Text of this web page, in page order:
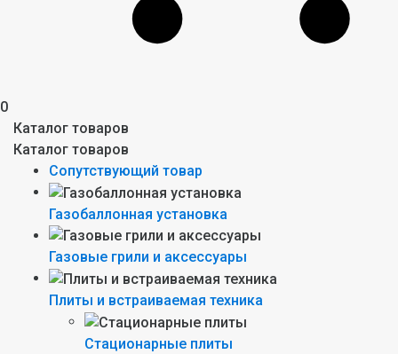
0
Каталог товаров
Каталог товаров
Сопутствующий товар
Газобаллонная установка
Газовые грили и аксессуары
Плиты и встраиваемая техника
Стационарные плиты